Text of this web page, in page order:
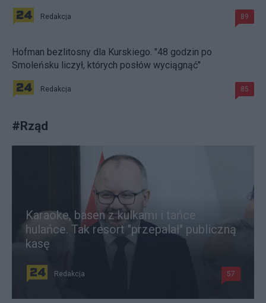
Redakcja 89
Hofman bezlitosny dla Kurskiego. "48 godzin po
Smoleńsku liczył, których posłów wyciągnąć"
Redakcja 85
#Rząd
Karaoke, basen z kulkami i tańce
hulańce. Tak resort "przepalał" publiczną
kasę
Redakcja 57